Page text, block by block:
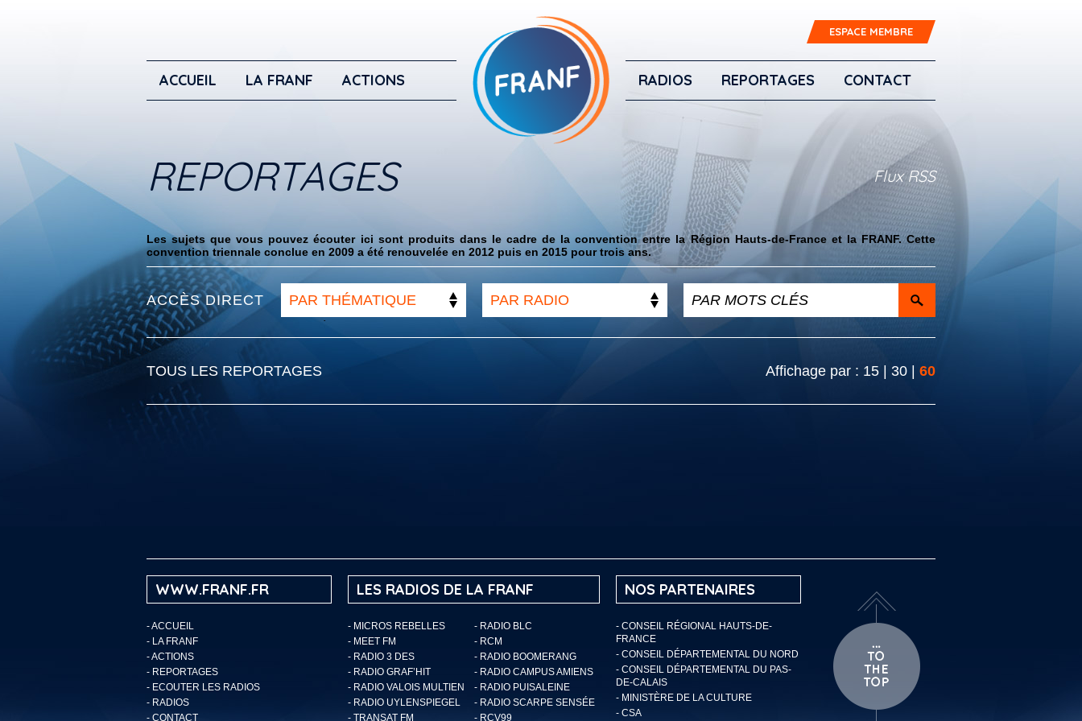
ESPACE MEMBRE
ACCUEIL LA FRANF ACTIONS RADIOS REPORTAGES CONTACT
REPORTAGES Flux RSS
Les sujets que vous pouvez écouter ici sont produits dans le cadre de la convention entre la Région Hauts-de-France et la FRANF. Cette
convention triennale conclue en 2009 a été renouvelée en 2012 puis en 2015 pour trois ans.
ACCÈS DIRECT PAR THÉMATIQUE PAR RADIO
TOUS LES REPORTAGES Affichage par : 15 30 60
WWW.FRANF.FR
-ACCUEIL
- LA FRANF
-ACTIONS
- REPORTAGES
- ECOUTER LES RADIOS
- RADIOS
- CONTACT
LES RADIOS DE LA FRANF
- MICROS REBELLES
- RADIO BLC
- MEET FM
- RCM
- RADIO 3 DES
- RADIO BOOMERANG
- RADIO GRAF’HIT
- RADIO CAMPUS AMIENS
- RADIO VALOIS MULTIEN
- RADIO PUISALEINE
- RADIO UYLENSPIEGEL
- RADIO SCARPE SENSÉE
- TRANSAT FM
- RCV99
NOS PARTENAIRES
- CONSEIL RÉGIONAL HAUTS-DE-
FRANCE
- CONSEIL DÉPARTEMENTAL DU NORD
- CONSEIL DÉPARTEMENTAL DU PAS-
DE-CALAIS
- MINISTÈRE DE LA CULTURE
- CSA